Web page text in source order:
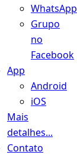
WhatsApp
Grupo
no
Facebook
App
Android
iOS
Mais
detalhes...
Contato